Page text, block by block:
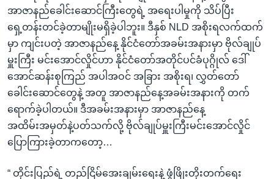
အာဇာနည်ခေါင်းဆောင်ကြီးတွေရဲ့ အရေးပါမှုကို သိပ်ပြီး
ရှေ့တန်းတင်ခဲ့တာမျိုးမရှိခဲ့ပါဘူး။ ဒီနှစ် NLD အစိုးရလက်ထက်
မှာ ကျင်းပတဲ့ အာဇာနည်နေ့ နိုင်ငံတော်အခမ်းအနားမှာ ဗိုလ်ချုပ်
မှူးကြီး မင်းအောင်လှိုင်ဟာ နိုင်ငံတော်အတိုင်ပင်ခံပုဂ္ဂိုလ် ဒေါ်
အောင်ဆန်းစုကြည် အပါအဝင် အခြား အစိုးရ၊ လွှတ်တော်
ခေါင်းဆောင်တွေနဲ့ အတူ အာဇာနည်နေ့အခမ်းအနားကို တက်
ရောက်ခဲ့ပါတယ်။ ဒီအခမ်းအနားမှာ အာဇာနည်နေ့
အထိမ်းအမှတ်နဲ့ပတ်သက်လို့ ဗိုလ်ချုပ်မှူးကြီးမင်းအောင်လှိုင်
ပြောကြားခဲ့တာကတော့…
“ တိုင်းပြည်ရဲ့ တည်ငြိမ်အေးချမ်းရေးနဲ့ ဖွံဖြိုးတိုးတက်ရေး